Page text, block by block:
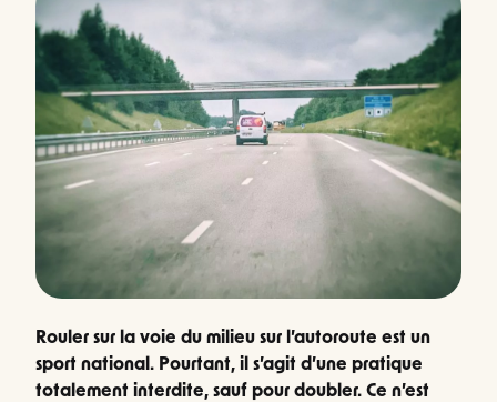
Rouler sur la voie du milieu sur l’autoroute est un
sport national. Pourtant, il s’agit d’une pratique
totalement interdite, sauf pour doubler. Ce n’est